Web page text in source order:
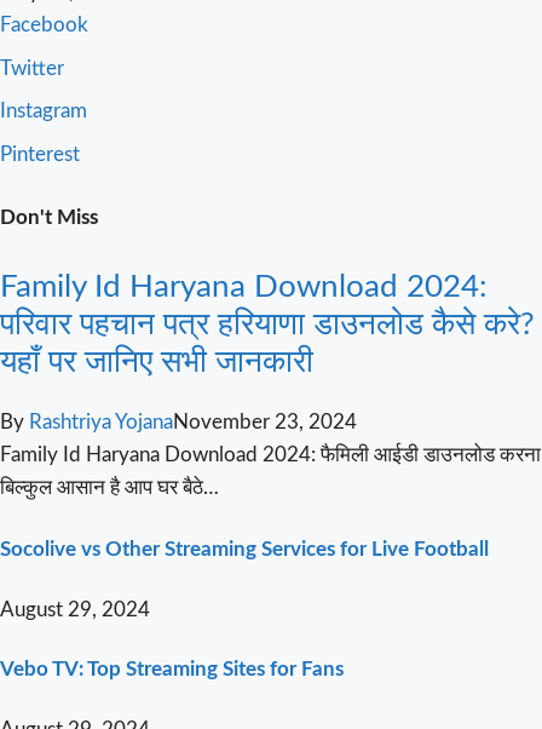
Facebook
Twitter
Instagram
Pinterest
Don't Miss
Family Id Haryana Download 2024:
परिवार पहचान पत्र हरियाणा डाउनलोड कैसे करे?
यहाँ पर जानिए सभी जानकारी
By Rashtriya YojanaNovember 23, 2024
Family Id Haryana Download 2024: फैमिली आईडी डाउनलोड करना
बिल्कुल आसान है आप घर बैठे…
Socolive vs Other Streaming Services for Live Football
August 29, 2024
Vebo TV: Top Streaming Sites for Fans